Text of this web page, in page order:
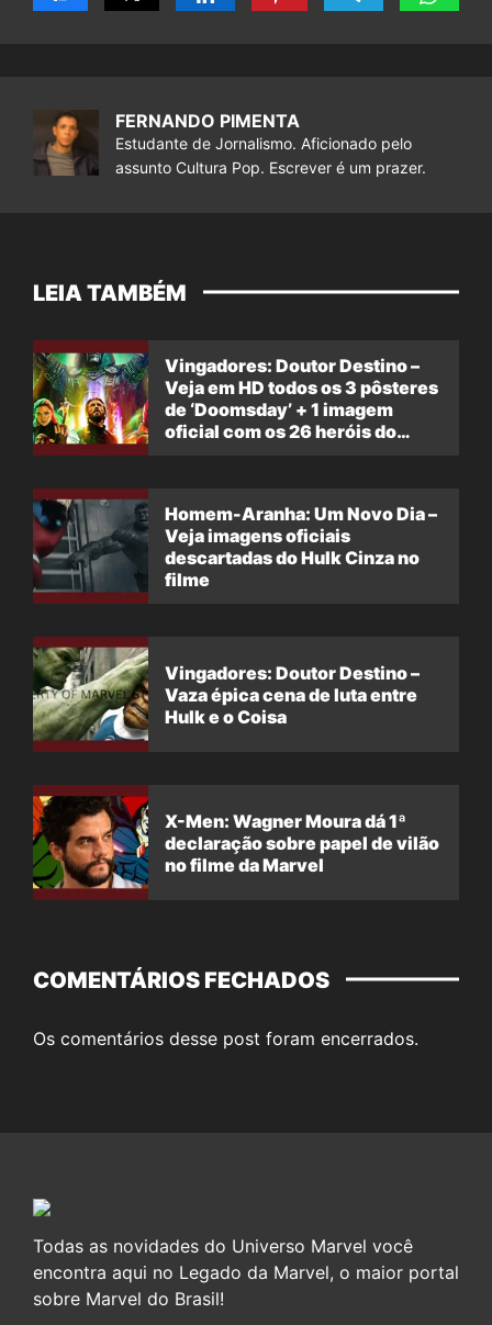
FERNANDO PIMENTA
Estudante de Jornalismo. Aficionado pelo
assunto Cultura Pop. Escrever é um prazer.
LEIA TAMBÉM
Vingadores: Doutor Destino –
Veja em HD todos os 3 pôsteres
de ‘Doomsday’ + 1 imagem
oficial com os 26 heróis do
Homem-Aranha: Um Novo Dia –
Veja imagens oficiais
descartadas do Hulk Cinza no
filme
Vingadores: Doutor Destino –
Vaza épica cena de luta entre
Hulk e o Coisa
X-Men: Wagner Moura dá 1ª
declaração sobre papel de vilão
no filme da Marvel
COMENTÁRIOS FECHADOS
Os comentários desse post foram encerrados.
Todas as novidades do Universo Marvel você
encontra aqui no Legado da Marvel, o maior portal
sobre Marvel do Brasil!